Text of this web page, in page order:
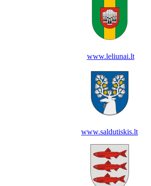
www.leliunai.lt
www.saldutiskis.lt